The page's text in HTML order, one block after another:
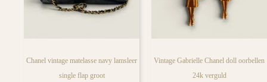
Chanel vintage matelasse navy lamsleer
single flap groot
Vintage Gabrielle Chanel doll oorbellen
24k verguld